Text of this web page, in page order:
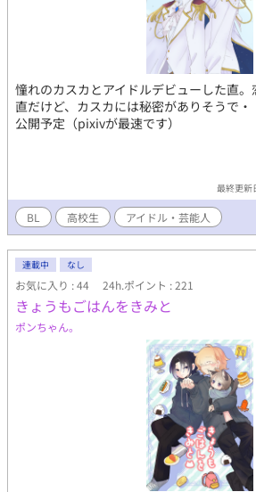
憧れのカスカとアイドルデビューした直
直だけど、カスカには秘密がありそうで
公開予定（pixivが最速です）
最終更新
BL 高校生 アイドル・芸能人
連載中 なし
お気に入り : 44 24h.ポイント : 221
きょうもごはんをきみと
ポンちゃん。